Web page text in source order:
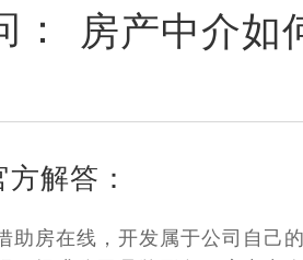
： 房产中介如
方解答：
助房在线，开发属于公司自己